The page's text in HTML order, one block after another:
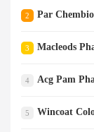
2 Par
3 Macleods
4 Acg Pam
5 Wincoat